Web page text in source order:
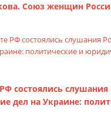
Союз женщин
состоялись
дел на Украине: